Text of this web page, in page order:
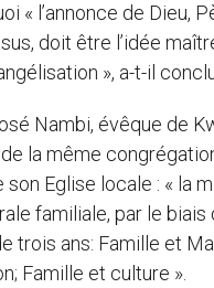
« l’annonce de Dieu,
doit être l’idée
», a-t-il
Nambi, évêque de
la même
son Eglise locale : « la
familiale, par le
trois ans: Famille et
Famille et culture ».